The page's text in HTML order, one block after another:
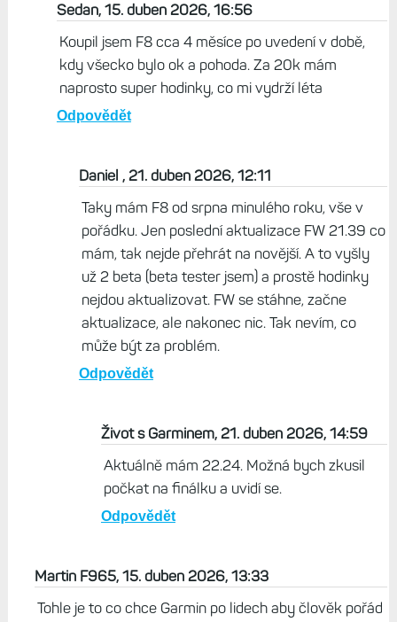
Sedan, 15. duben 2026, 16:56
Koupil jsem F8 cca 4 měsíce po uvedení v době,
kdy všecko bylo ok a pohoda. Za 20k mám
naprosto super hodinky, co mi vydrží léta
Odpovědět
Daniel , 21. duben 2026, 12:11
Taky mám F8 od srpna minulého roku, vše v
pořádku. Jen poslední aktualizace FW 21.39 co
mám, tak nejde přehrát na novější. A to vyšly
už 2 beta (beta tester jsem) a prostě hodinky
nejdou aktualizovat. FW se stáhne, začne
aktualizace, ale nakonec nic. Tak nevím, co
může být za problém.
Odpovědět
Život s Garminem, 21. duben 2026, 14:59
Aktuálně mám 22.24. Možná bych zkusil
počkat na finálku a uvidí se.
Odpovědět
Martin F965, 15. duben 2026, 13:33
Tohle je to co chce Garmin po lidech aby člověk pořád